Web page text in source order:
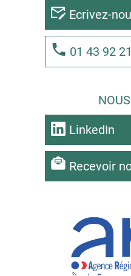
Ecrivez-
01 43 92
LinkedIn
Recevoir